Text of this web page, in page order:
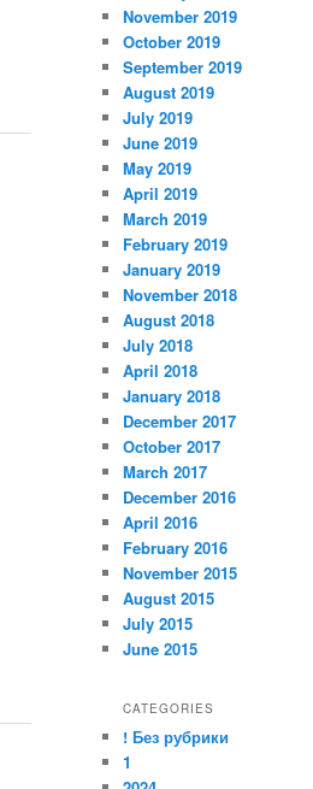
November 2019
October 2019
September 2019
August 2019
July 2019
June 2019
May 2019
April 2019
March 2019
February 2019
January 2019
November 2018
August 2018
July 2018
April 2018
January 2018
December 2017
October 2017
March 2017
December 2016
April 2016
February 2016
November 2015
August 2015
July 2015
June 2015
CATEGORIES
! Без рубрики
1